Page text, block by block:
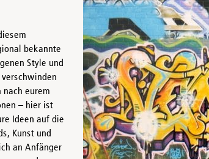
bekannte
Style und
eurem
– hier ist
Ideen auf die
Kunst und
an Anfänger